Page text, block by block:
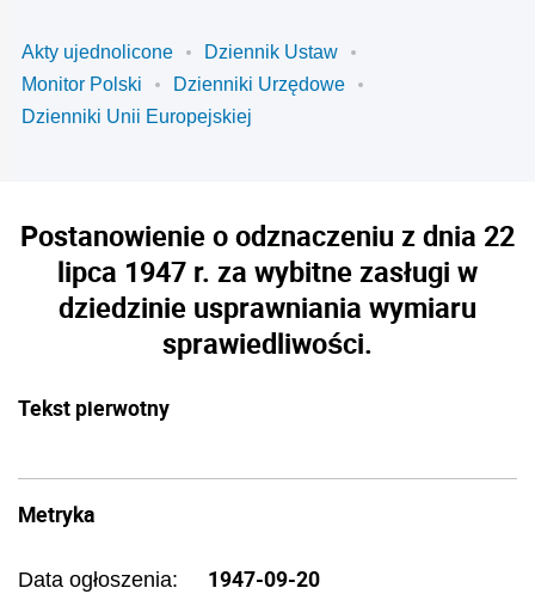
Akty ujednolicone
Dziennik Ustaw
Monitor Polski
Dzienniki Urzędowe
Dzienniki Unii Europejskiej
Postanowienie o odznaczeniu z dnia 22
lipca 1947 r. za wybitne zasługi w
dziedzinie usprawniania wymiaru
sprawiedliwości.
Tekst pierwotny
Metryka
Data ogłoszenia: 1947-09-20